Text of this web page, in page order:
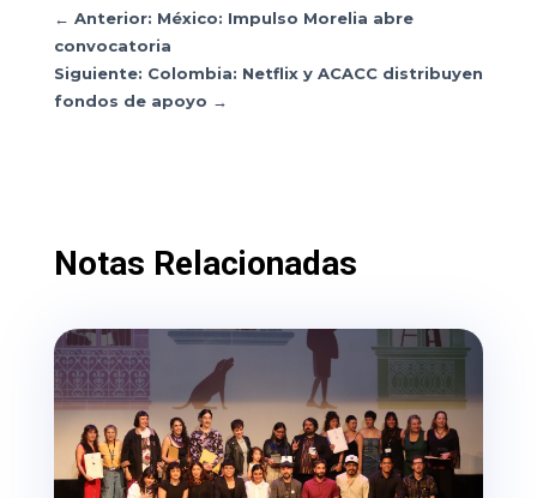
← Anterior: México: Impulso Morelia abre
convocatoria
Siguiente: Colombia: Netflix y ACACC distribuyen
fondos de apoyo →
Notas Relacionadas